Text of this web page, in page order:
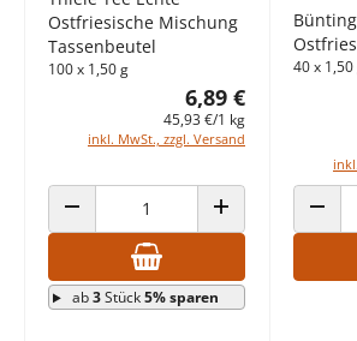
Ostfriesische Mischung
Tassenbeutel
100 x 1,50 g
6,89 €
45,93 €/1 kg
inkl. MwSt., zzgl. Versand
ANZAHL VERRINGERN ANZAHL ERHÖHEN
ab3Stück5% sparen
40 x 1,50